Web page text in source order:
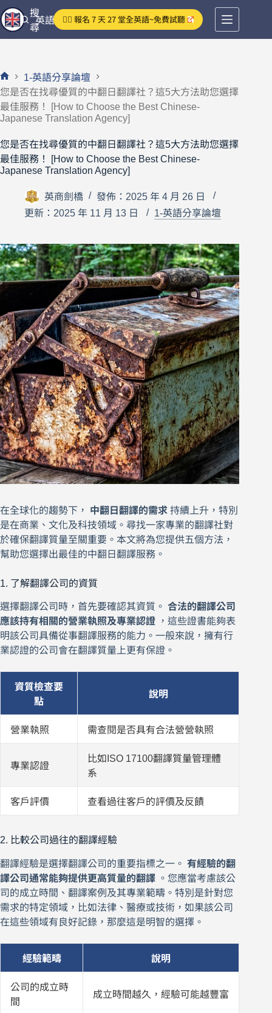
跳
至
主
容
英語分享論壇
搜
尋
👉🏻 報名 7 天 27 堂全英語~免費試聽
首
頁
1-英語分享論壇
您是否在找尋優質的中翻日翻譯社？這5大方法助您選擇
最佳服務！ [How to Choose the Best Chinese-
Japanese Translation Agency]
您是否在找尋優質的中翻日翻譯社？這5大方法助您選擇
最佳服務！ [How to Choose the Best Chinese-
Japanese Translation Agency]
英商劍橋
發佈：2025 年 4 月 26 日
更新：2025 年 11 月 13 日
1-英語分享論壇
在全球化的趨勢下， 中翻日翻譯的需求 持續上升，特別
是在商業、文化及科技領域。尋找一家專業的翻譯社對
於確保翻譯質量至關重要。本文將為您提供五個方法，
幫助您選擇出最佳的中翻日翻譯服務。
1. 了解翻譯公司的資質
選擇翻譯公司時，首先要確認其資質。 合法的翻譯公司
應該持有相關的營業執照及專業認證 ，這些證書能夠表
明該公司具備從事翻譯服務的能力。一般來說，擁有行
業認證的公司會在翻譯質量上更有保證。
資質檢查要
點
說明
營業執照 需查閱是否具有合法營營執照
專業認證
比如ISO 17100翻譯質量管理體
系
客戶評價 查看過往客戶的評價及反饋
2. 比較公司過往的翻譯經驗
翻譯經驗是選擇翻譯公司的重要指標之一。 有經驗的翻
譯公司通常能夠提供更高質量的翻譯 。您應當考慮該公
司的成立時間、翻譯案例及其專業範疇。特別是針對您
需求的特定領域，比如法律、醫療或技術，如果該公司
在這些領域有良好記錄，那麼這是明智的選擇。
經驗範疇 說明
公司的成立時
間
成立時間越久，經驗可能越豐富